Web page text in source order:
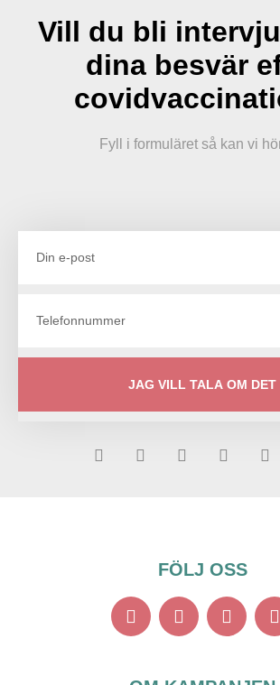
Vill du bli
dina besvär
Fyll i formuläret så kan vi
JAG VILL TALA OM DET
FÖLJ OSS